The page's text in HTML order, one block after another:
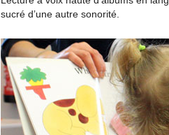
sucré d’une autre sonorité.